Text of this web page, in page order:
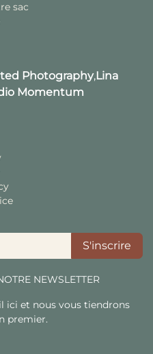
sac
Photography,Lina
Momentum
S'inscrire
NEWSLETTER
ici et nous vous tiendrons
premier.